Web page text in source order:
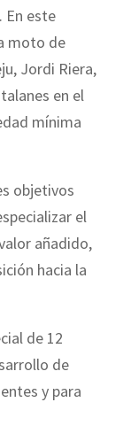
En este
moto de
Jordi Riera,
en el
mínima
objetivos
el
añadido,
hacia la
de 12
de
y para